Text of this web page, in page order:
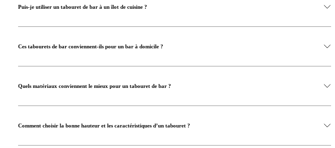
Puis-je utiliser un tabouret de bar à un îlot de cuisine ?
Ces tabourets de bar conviennent-ils pour un bar à domicile ?
Quels matériaux conviennent le mieux pour un tabouret de bar ?
Comment choisir la bonne hauteur et les caractéristiques d’un tabouret ?